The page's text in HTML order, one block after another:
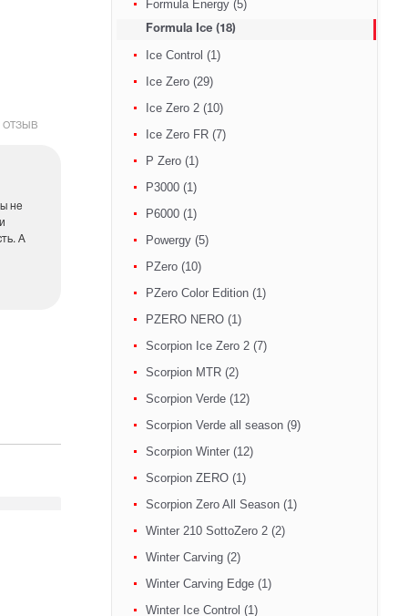
не
А
Formula Energy (5)
Formula Ice (18)
Ice Control (1)
Ice Zero (29)
Ice Zero 2 (10)
Ice Zero FR (7)
P Zero (1)
P3000 (1)
P6000 (1)
Powergy (5)
PZero (10)
PZero Color Edition (1)
PZERO NERO (1)
Scorpion Ice Zero 2 (7)
Scorpion MTR (2)
Scorpion Verde (12)
Scorpion Verde all season (9)
Scorpion Winter (12)
Scorpion ZERO (1)
Scorpion Zero All Season (1)
Winter 210 SottoZero 2 (2)
Winter Carving (2)
Winter Carving Edge (1)
Winter Ice Control (1)